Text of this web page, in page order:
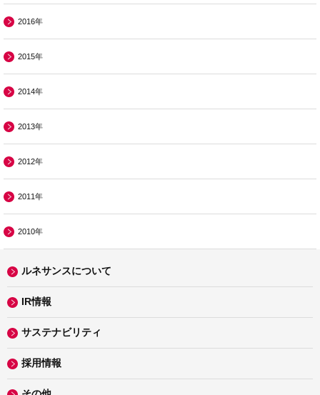
2016年
2015年
2014年
2013年
2012年
2011年
2010年
ルネサンスについて
IR情報
サステナビリティ
採用情報